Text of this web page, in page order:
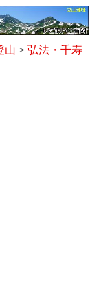
山 > 弘法・千寿